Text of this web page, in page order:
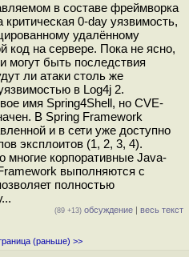
в составе фреймворка
0-day уязвимость,
удалённому
код на сервере. Пока не ясно,
могут быть последствия
ли атаки столь же
в Log4j 2.
имя Spring4Shell, но CVE-
В Spring Framework
и в сети уже доступно
эксплоитов (1, 2, 3, 4).
многие корпоративные Java-
выполняются с
полностью
(89 +13) обсуждение | весь текст
(раньше) >>